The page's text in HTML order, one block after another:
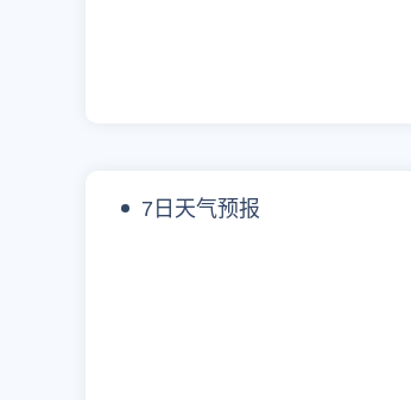
7日天气预报